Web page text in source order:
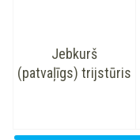
Jebkurš
(patvaļīgs) trijstūris